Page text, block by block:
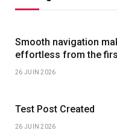
Smooth navigation
effortless from the
26 JUIN 2026
Test Post Created
26 JUIN 2026